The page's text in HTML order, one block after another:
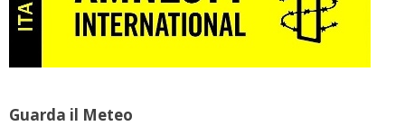
Guarda il Meteo